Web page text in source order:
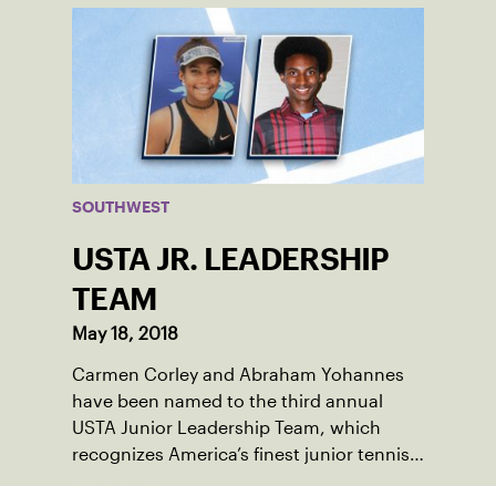
SOUTHWEST
USTA JR. LEADERSHIP
TEAM
May 18, 2018
Carmen Corley and Abraham Yohannes
have been named to the third annual
USTA Junior Leadership Team, which
recognizes America’s finest junior tennis